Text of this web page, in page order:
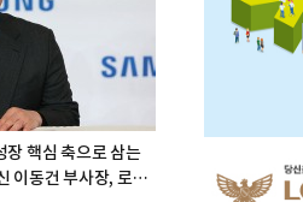
장 핵심 축으로 삼는
이동건 부사장, 로보